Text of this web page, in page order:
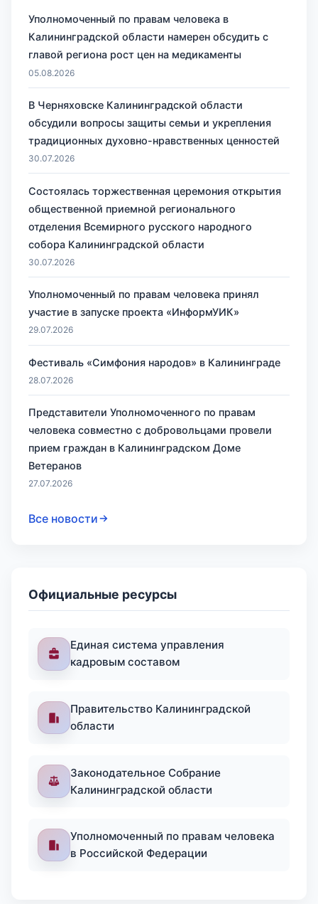
Уполномоченный по правам человека в
Калининградской области намерен обсудить с
главой региона рост цен на медикаменты
05.08.2026
В Черняховске Калининградской области
обсудили вопросы защиты семьи и укрепления
традиционных духовно-нравственных ценностей
30.07.2026
Состоялась торжественная церемония открытия
общественной приемной регионального
отделения Всемирного русского народного
собора Калининградской области
30.07.2026
Уполномоченный по правам человека принял
участие в запуске проекта «ИнформУИК»
29.07.2026
Фестиваль «Симфония народов» в Калининграде
28.07.2026
Представители Уполномоченного по правам
человека совместно с добровольцами провели
прием граждан в Калининградском Доме
Ветеранов
27.07.2026
Все новости
Официальные ресурсы
Единая система управления
кадровым составом
Правительство Калининградской
области
Законодательное Собрание
Калининградской области
Уполномоченный по правам человека
в Российской Федерации